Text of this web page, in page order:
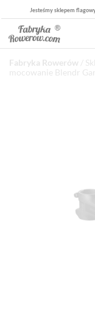
Jesteśmy sklepem
Fabryka Rowerów
mocowanie Blendr